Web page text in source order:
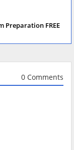
Preparation FREE
0 Comments